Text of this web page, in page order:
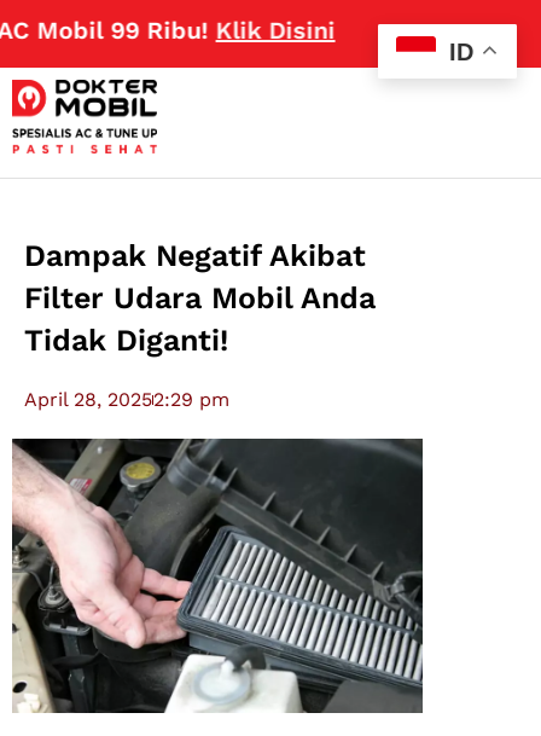
99 Ribu! Klik Disini
Dampak Negatif Akibat
Filter Udara Mobil Anda
Tidak Diganti!
April 28, 20252:29 pm
ID